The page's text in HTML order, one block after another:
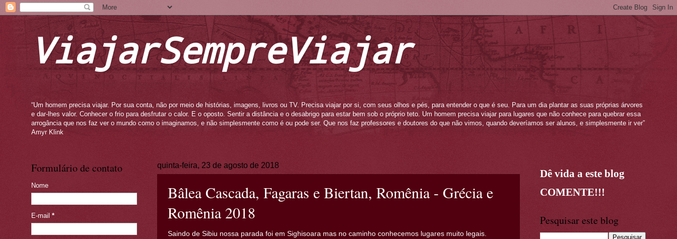
ViajarSempreViajar
“Um homem precisa viajar. Por sua conta, não por meio de histórias, imagens, livros ou TV. Precisa viajar por si, com seus olhos e pés, para entender o que é seu. Para um dia plantar as suas próprias árvores
e dar-lhes valor. Conhecer o frio para desfrutar o calor. E o oposto. Sentir a distância e o desabrigo para estar bem sob o próprio teto. Um homem precisa viajar para lugares que não conhece para quebrar essa
arrogância que nos faz ver o mundo como o imaginamos, e não simplesmente como é ou pode ser. Que nos faz professores e doutores do que não vimos, quando deveríamos ser alunos, e simplesmente ir ver”
Amyr Klink
quinta-feira, 23 de agosto de 2018
Bâlea Cascada, Fagaras e Biertan, Romênia - Grécia e
Romênia 2018
Saindo de Sibiu nossa parada foi em Sighisoara mas no caminho conhecemos lugares muito legais.
Formulário de contato
Nome
E-mail *
Dê vida a este blog
COMENTE!!!
Pesquisar este blog